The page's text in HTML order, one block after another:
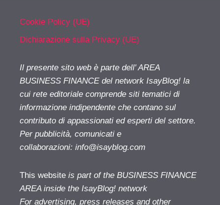
Cookie Policy (UE)
Dichiarazione sulla Privacy (UE)
Il presente sito web è parte dell' AREA
BUSINESS FINANCE del network IsayBlog! la
cui rete editoriale comprende siti tematici di
informazione indipendente che contano sul
contributo di appassionati ed esperti del settore.
Per pubblicità, comunicati e
collaborazioni: info@isayblog.com
This website is part of the BUSINESS FINANCE
AREA inside the IsayBlog! network
For advertising, press releases and other